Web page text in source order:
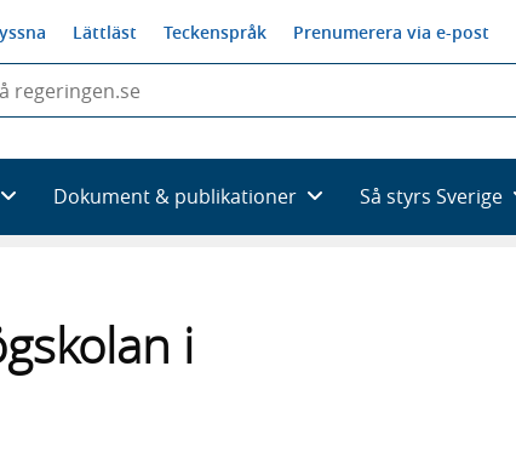
Lättläst Teckenspråk Prenumerera via e-post
Dokument & publikationer Så styrs Sverige
i